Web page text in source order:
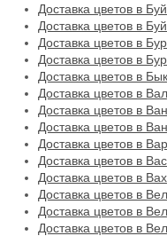
Доставка цветов в Буй
Доставка цветов в
Доставка цветов в
Доставка цветов в
Доставка цветов в
Доставка цветов в
Доставка цветов в
Доставка цветов в
Доставка цветов в
Доставка цветов в
Доставка цветов в
Доставка цветов в
Доставка цветов в
Доставка цветов в